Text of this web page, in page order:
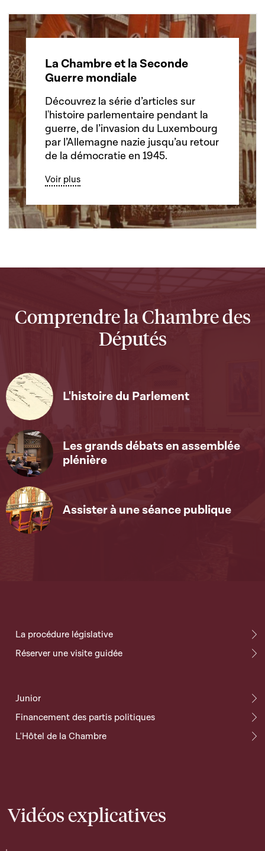
La Chambre et la Seconde
Guerre mondiale
Découvrez la série d’articles sur
l'histoire parlementaire pendant la
guerre, de l’invasion du Luxembourg
par l’Allemagne nazie jusqu’au retour
de la démocratie en 1945.
Voir plus
Comprendre la Chambre des
Députés
L'histoire du Parlement
Les grands débats en assemblée
plénière
Assister à une séance publique
La procédure législative
Réserver une visite guidée
Junior
Financement des partis politiques
L'Hôtel de la Chambre
Vidéos explicatives